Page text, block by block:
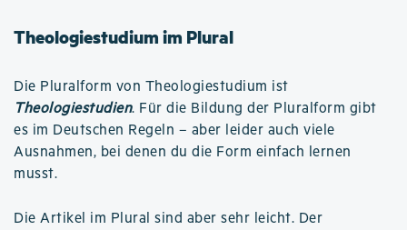
Theologiestudium im Plural
Die Pluralform von Theologiestudium ist
Theologiestudien. Für die Bildung der Pluralform gibt
es im Deutschen Regeln – aber leider auch viele
Ausnahmen, bei denen du die Form einfach lernen
musst.
Die Artikel im Plural sind aber sehr leicht. Der